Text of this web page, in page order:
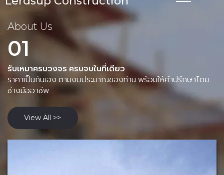
About Us
01
รับเหมาครบวงจร ครบจบในที่เดียว
ราคาเป็นกันเอง ตามงบประมาณของท่าน พร้อมให้คำปรึกษาโดย
ช่างมืออาชีพ
View All >>